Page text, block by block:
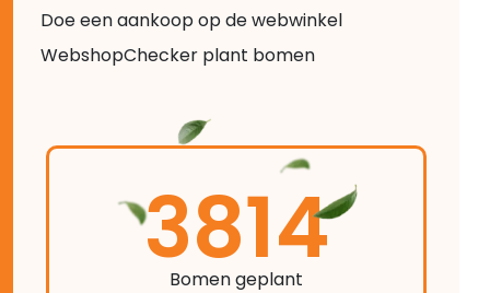
Doe een aankoop op de webwinkel
WebshopChecker plant bomen
3814
Bomen geplant